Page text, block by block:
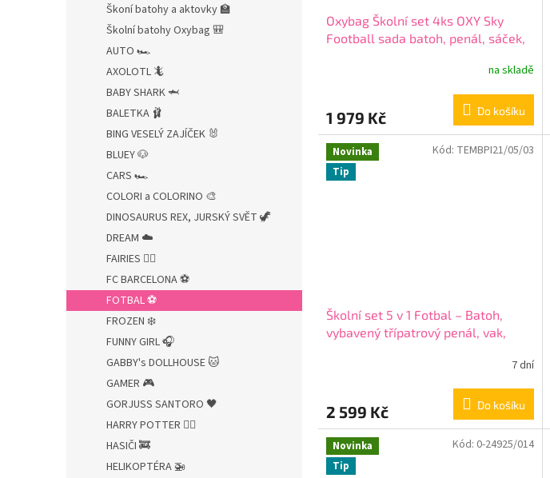
Škoní batohy a aktovky 🏫
Školní batohy Oxybag 🎒
AUTO 🏎️
AXOLOTL 🦎
BABY SHARK 🦈
BALETKA 🩰
BING VESELÝ ZAJÍČEK 🐰
BLUEY 🐶
CARS 🏎️
COLORI a COLORINO 🎨
DINOSAURUS REX, JURSKÝ SVĚT 🦖
DREAM ☁️
FAIRIES 🧚‍♀️
FC BARCELONA ⚽
FOTBAL ⚽
FROZEN ❄️
FUNNY GIRL 🎧
GABBY's DOLLHOUSE 🐱
GAMER 🎮
GORJUSS SANTORO 🖤
HARRY POTTER 🧙‍♂️
HASIČI 🚒
HELIKOPTÉRA 🚁
Oxybag Školní set 4ks OXY Sky
Football sada batoh, penál, sáček,
na skladě
1 979 Kč Do košíku
Novinka
Tip
Školní set 5 v 1 Fotbal – Batoh,
vybavený třípatrový penál, vak,
7 dní
2 599 Kč Do košíku
Kód: TEMBPI21/05/03
Novinka
Tip
Kód: 0-24925/014